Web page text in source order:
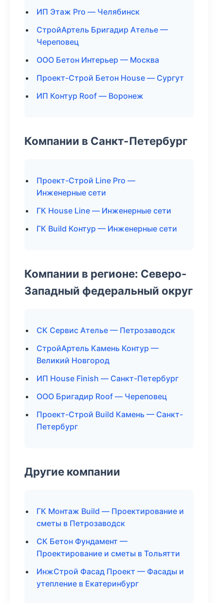
ИП Этаж Pro — Челябинск
СтройАртель Бригадир Ателье —
Череповец
ООО Бетон Интерьер — Москва
Проект-Строй Бетон House — Сургут
ИП Контур Roof — Воронеж
Компании в Санкт-Петербург
Проект-Строй Line Pro —
Инженерные сети
ГК House Line — Инженерные сети
ГК Build Контур — Инженерные сети
Компании в регионе: Северо-
Западный федеральный округ
СК Сервис Ателье — Петрозаводск
СтройАртель Камень Контур —
Великий Новгород
ИП House Finish — Санкт-Петербург
ООО Бригадир Roof — Череповец
Проект-Строй Build Камень — Санкт-
Петербург
Другие компании
ГК Монтаж Build — Проектирование и
сметы в Петрозаводск
СК Бетон Фундамент —
Проектирование и сметы в Тольятти
ИнжСтрой Фасад Проект — Фасады и
утепление в Екатеринбург